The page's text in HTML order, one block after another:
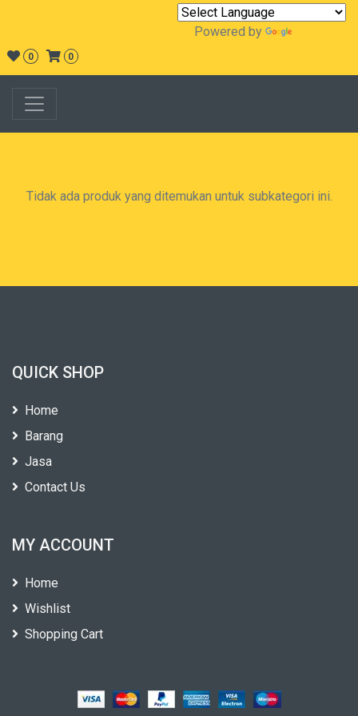
Powered by
0 0
Tidak ada produk yang ditemukan untuk subkategori ini.
QUICK SHOP
Home
Barang
Jasa
Contact Us
MY ACCOUNT
Home
Wishlist
Shopping Cart